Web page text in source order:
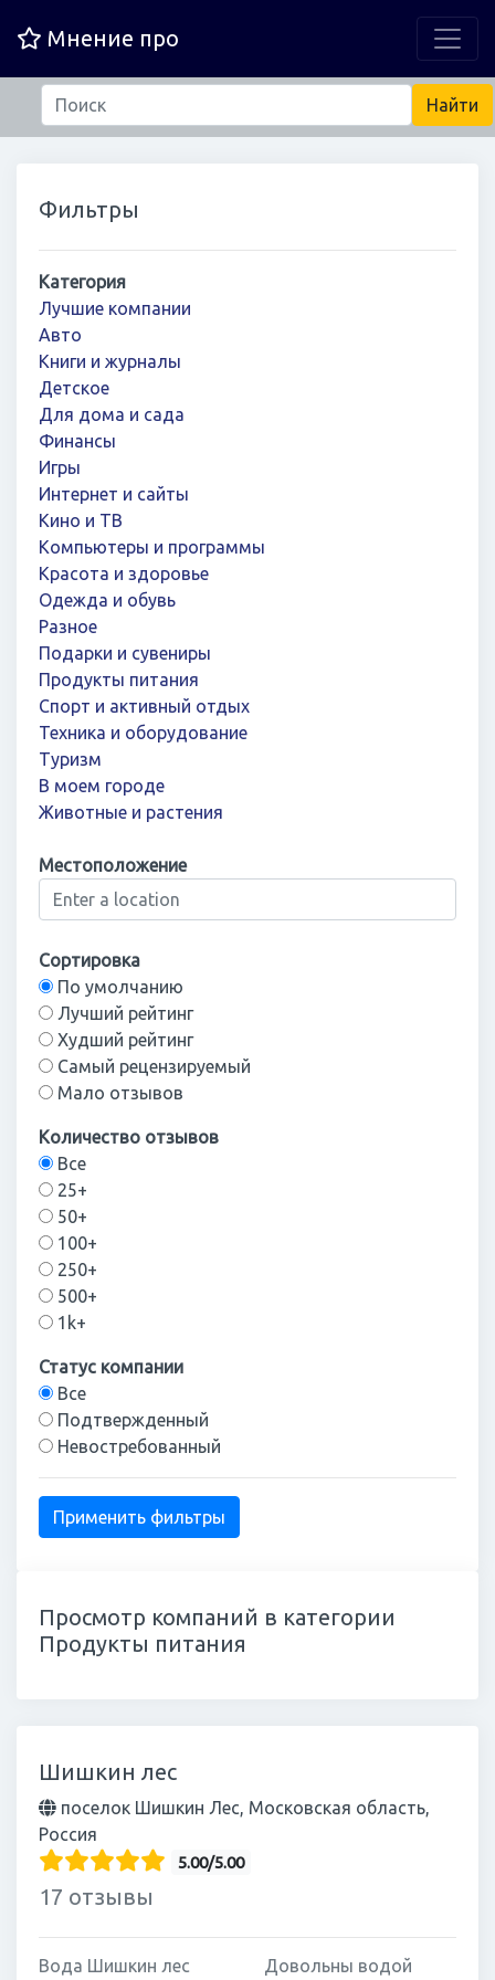
Мнение про
Фильтры
Категория
Лучшие компании
Авто
Книги и журналы
Детское
Для дома и сада
Финансы
Игры
Интернет и сайты
Кино и ТВ
Компьютеры и программы
Красота и здоровье
Одежда и обувь
Разное
Подарки и сувениры
Продукты питания
Спорт и активный отдых
Техника и оборудование
Туризм
В моем городе
Животные и растения
Местоположение
Сортировка
По умолчанию
Лучший рейтинг
Худший рейтинг
Самый рецензируемый
Мало отзывов
Количество отзывов
Все
25+
50+
100+
250+
500+
1k+
Статус компании
Все
Подтвержденный
Невостребованный
Просмотр компаний в категории
Продукты питания
Шишкин лес
поселок Шишкин Лес, Московская область,
Россия
5.00/5.00
17 отзывы
Вода Шишкин лес
Довольны водой